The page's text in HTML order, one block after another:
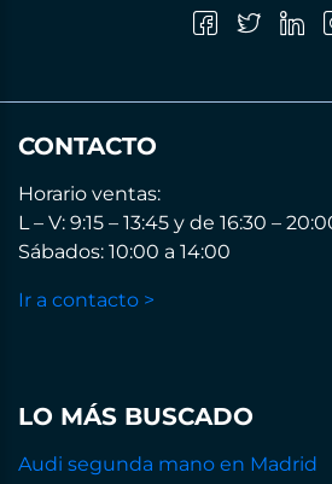
CONTACTO
Horario ventas:
L – V: 9:15 – 13:45 y de 16:30 –
Sábados: 10:00 a 14:00
Ir a contacto >
LO MÁS BUSCADO
Audi segunda mano en Madrid